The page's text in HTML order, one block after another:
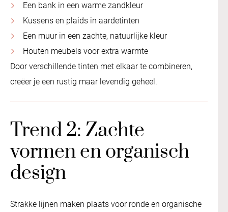
Een bank in een warme zandkleur
Kussens en plaids in aardetinten
Een muur in een zachte, natuurlijke kleur
Houten meubels voor extra warmte
Door verschillende tinten met elkaar te combineren,
creëer je een rustig maar levendig geheel.
Trend 2: Zachte
vormen en organisch
design
Strakke lijnen maken plaats voor ronde en organische